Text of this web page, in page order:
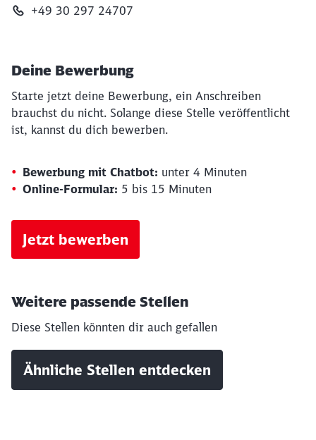
+49 30 297 24707
Deine Bewerbung
Starte jetzt deine Bewerbung, ein Anschreiben
brauchst du nicht. Solange diese Stelle veröffentlicht
ist, kannst du dich bewerben.
Bewerbung mit Chatbot: unter 4 Minuten
Online-Formular: 5 bis 15 Minuten
Jetzt bewerben
Weitere passende Stellen
Diese Stellen könnten dir auch gefallen
Ähnliche Stellen entdecken